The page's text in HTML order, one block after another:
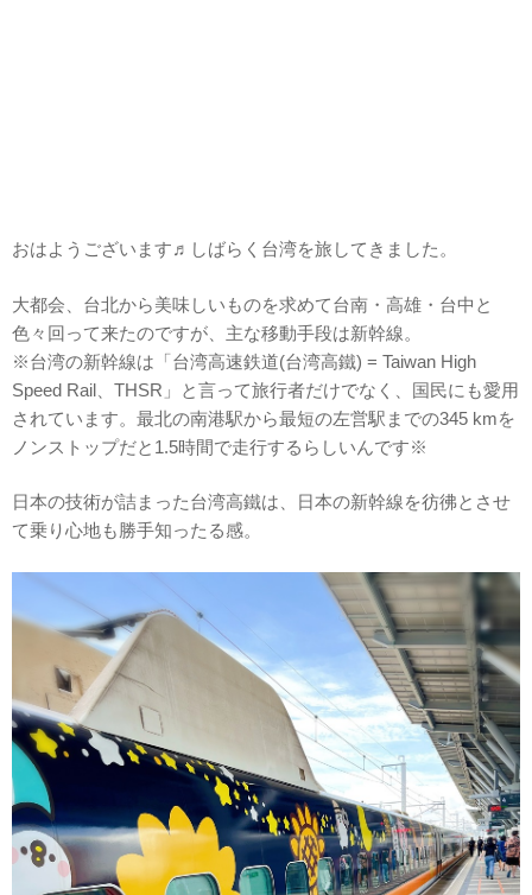
おはようございます♬しばらく台湾を旅してきました。
大都会、台北から美味しいものを求めて台南・高雄・台中と
色々回って来たのですが、主な移動手段は新幹線。
※台湾の新幹線は「台湾高速鉄道(台湾高鐵) = Taiwan High
Speed Rail、THSR」と言って旅行者だけでなく、国民にも愛用
されています。最北の南港駅から最短の左営駅までの345 kmを
ノンストップだと1.5時間で走行するらしいんです※
日本の技術が詰まった台湾高鐵は、日本の新幹線を彷彿とさせ
て乗り心地も勝手知ったる感。